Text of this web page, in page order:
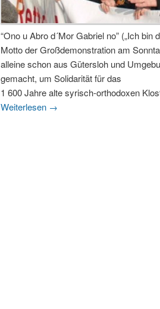
“Ono u Abro d´Mor Gabriel no” („Ich
Motto der Großdemonstration am
alleine schon aus Gütersloh und
gemacht, um Solidarität für das
1 600 Jahre alte syrisch-orthodoxen
Weiterlesen →